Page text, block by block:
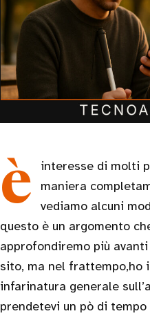
è interesse di molti poter navigare su internet in
maniera
vediamo alcuni
questo è un argomento
approfondiremo più
sito, ma nel frattempo,ho
infarinatura generale
prendetevi un pò di